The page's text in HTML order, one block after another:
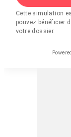
Cette simulation
pouvez bénéficier
votre dossier.